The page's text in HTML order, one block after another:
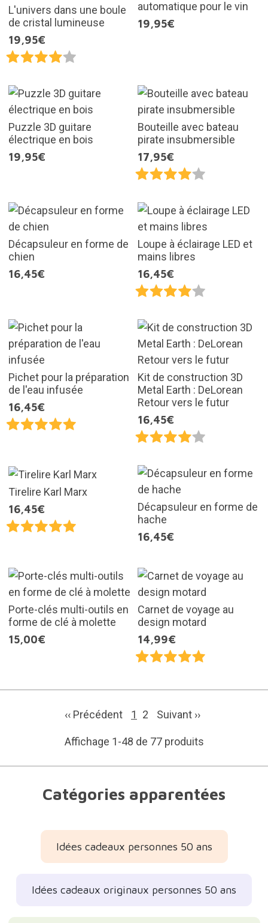
L'univers dans une boule
de cristal lumineuse
19,95€
automatique pour le vin
19,95€
Puzzle 3D guitare
électrique en bois
19,95€
Bouteille avec bateau
pirate insubmersible
17,95€
Décapsuleur en forme de
chien
16,45€
Loupe à éclairage LED et
mains libres
16,45€
Pichet pour la préparation
de l'eau infusée
16,45€
Kit de construction 3D
Metal Earth : DeLorean
Retour vers le futur
16,45€
Tirelire Karl Marx
16,45€
Décapsuleur en forme de
hache
16,45€
Porte-clés multi-outils en
forme de clé à molette
15,00€
Carnet de voyage au
design motard
14,99€
‹‹ Précédent 1 2 Suivant ››
Affichage 1-48 de 77 produits
Catégories apparentées
Idées cadeaux personnes 50 ans
Idées cadeaux originaux personnes 50 ans